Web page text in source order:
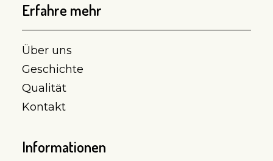
Erfahre mehr
Über uns
Geschichte
Qualität
Kontakt
Informationen